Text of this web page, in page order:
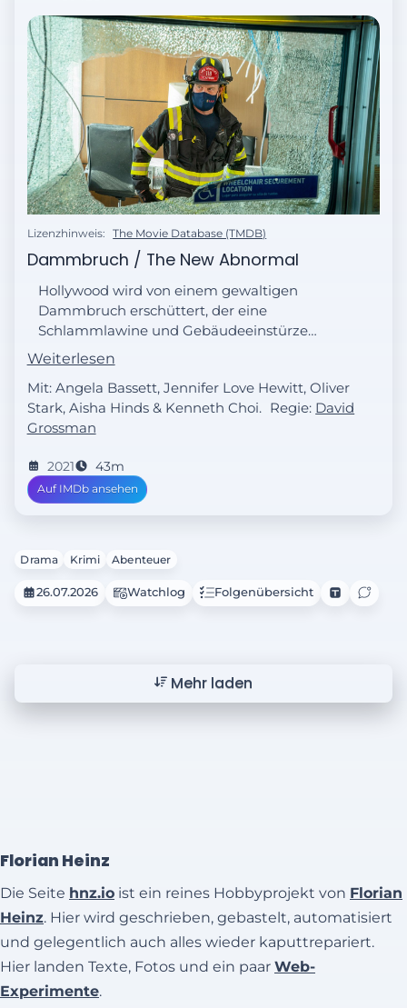
Lizenzhinweis: The Movie Database (TMDB)
Dammbruch / The New Abnormal
Hollywood wird von einem gewaltigen
Dammbruch erschüttert, der eine
Schlammlawine und Gebäudeeinstürze
auslöst. Athena versucht, ihr Trauma zu
verarbeiten und sich wieder an den Dienst
zu gewöhnen.
Weiterlesen
Mit: Angela Bassett, Jennifer Love Hewitt, Oliver
Stark, Aisha Hinds & Kenneth Choi. Regie: David
Grossman
2021 43m
Auf IMDb ansehen
Drama Krimi Abenteuer
26.07.2026 Watchlog Folgenübersicht
Mehr laden
Florian Heinz
Die Seite hnz.io ist ein reines Hobbyprojekt von Florian
Heinz. Hier wird geschrieben, gebastelt, automatisiert
und gelegentlich auch alles wieder kaputtrepariert.
Hier landen Texte, Fotos und ein paar Web-
Experimente.